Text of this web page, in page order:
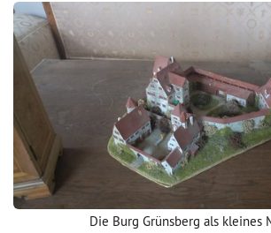
Die Burg Grünsberg als kleines